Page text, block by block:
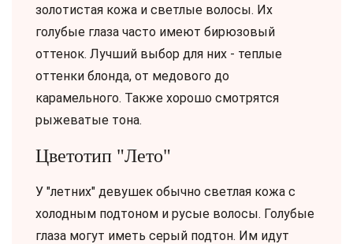
золотистая кожа и светлые волосы. Их
голубые глаза часто имеют бирюзовый
оттенок. Лучший выбор для них - теплые
оттенки блонда, от медового до
карамельного. Также хорошо смотрятся
рыжеватые тона.
Цветотип "Лето"
У "летних" девушек обычно светлая кожа с
холодным подтоном и русые волосы. Голубые
глаза могут иметь серый подтон. Им идут